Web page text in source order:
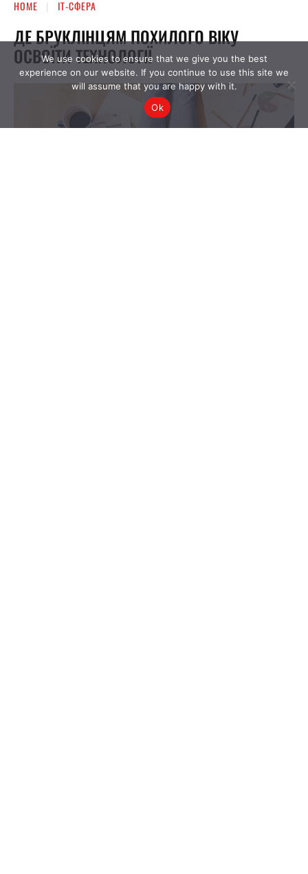
We use cookies to ensure that we give you the best
experience on our website. If you continue to use this site we
will assume that you are happy with it.
Ok